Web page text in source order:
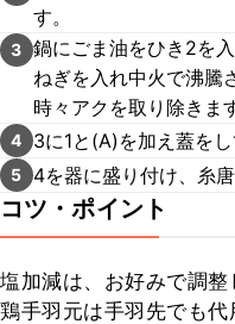
す。
3 鍋にごま油をひき2を
ねぎを入れ中火で沸騰
時々アクを取り除きま
4 3に1と(A)を加え蓋をし
5 4を器に盛り付け、糸
コツ・ポイント
塩加減は、お好みで調整
鶏手羽元は手羽先でも代